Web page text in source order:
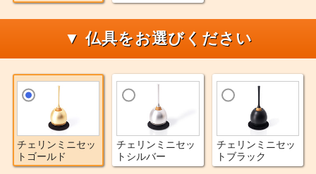
▼ 仏具をお選びください
チェリンミニセッ
トゴールド
チェリンミニセッ
トシルバー
チェリンミニセッ
トブラック